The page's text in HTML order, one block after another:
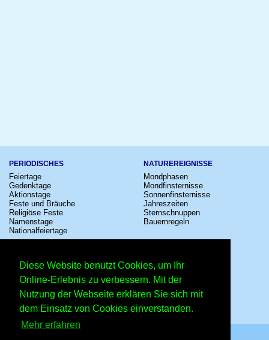
Diese Website benutzt Cookies, um Ihr
Online-Erlebnis zu verbessern. Mit der
Nutzung der Webseite erklären Sie sich mit
dem Einsatz von Cookies einverstanden.
Mehr erfahren
PERIODISCHES
Feiertage
Gedenktage
Aktionstage
Feste und Bräuche
Religiöse Feste
Namenstage
Nationalfeiertage
NATUREREIGNISSE
Mondphasen
Mondfinsternisse
Sonnenfinsternisse
Jahreszeiten
Sternschnuppen
Bauernregeln
Kinostarts
Festivals
Großevents
Fußball
Comedy
Shows
Sternzeichen
Schalttage
Wahltage
Messen
Erinnerungen
Volksfeste